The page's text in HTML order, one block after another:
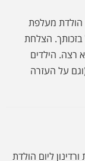
ליום הולדת
פשוט נכון
אז גם אני
הוא פשוט קסם